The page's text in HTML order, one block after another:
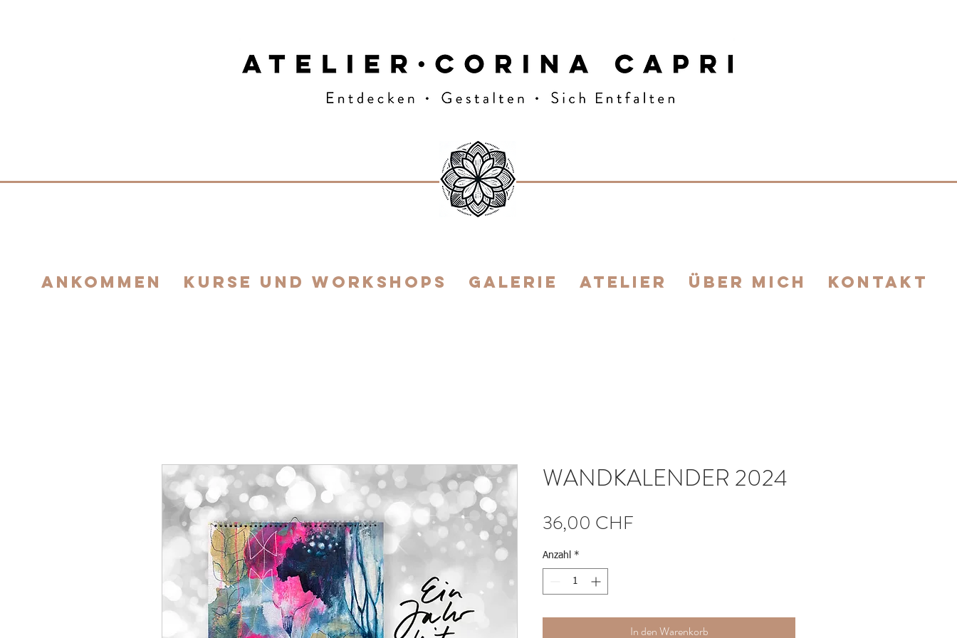
ankommen Kurse und Workshops Galerie ATELIER ÜBER MICH KONTAKT
WANDKALENDER 2024
36,00 CHF
Anzahl *
In den Warenkorb